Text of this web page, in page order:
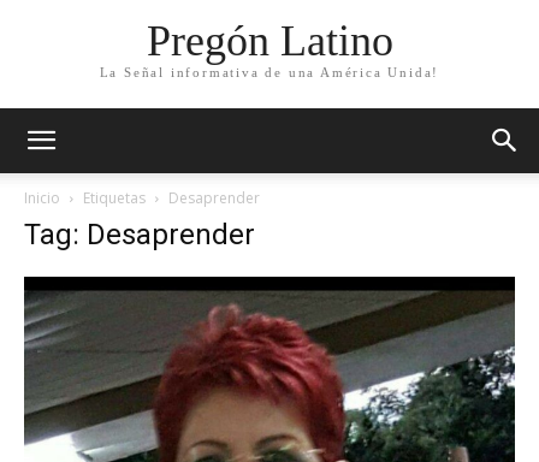
Pregón Latino
La Señal informativa de una América Unida!
Inicio Etiquetas Desaprender
Tag: Desaprender